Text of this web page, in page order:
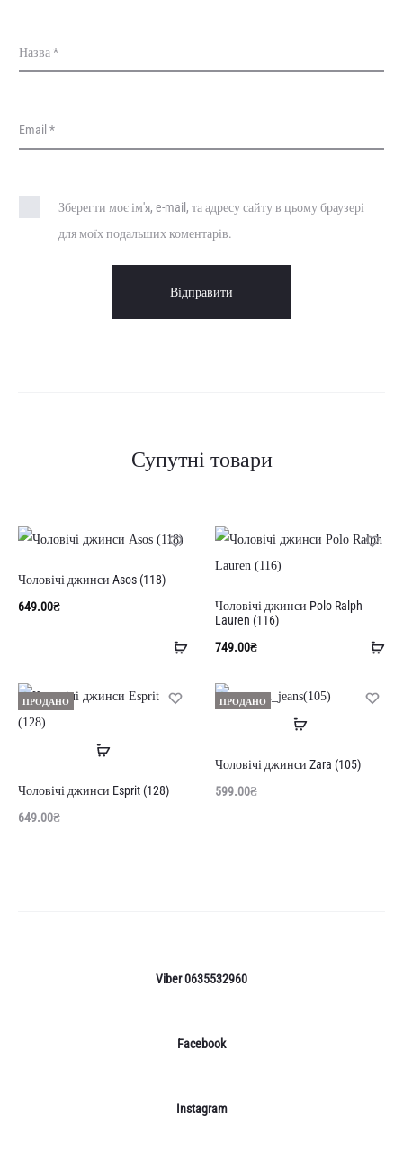
Назва*
Email *
Зберегти моє ім'я, e-mail, та адресу сайту в цьому браузері
для моїх подальших коментарів.
Супутні товари
Додати
кошик
Чоловічі джинси Asos (118)
649.00₴
Чоловічі джинси Polo Ralph
Lauren (116)
749.00₴
ПРОДАНО
Читати
Чоловічі джинси Esprit (128)
649.00₴
ПРОДАНО
Читати
Чоловічі джинси Zara (105)
599.00₴
Viber 0635532960
Facebook
Instagram